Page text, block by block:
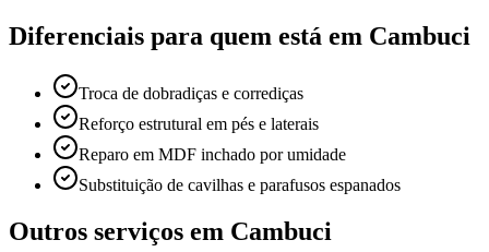
Diferenciais para quem está em Cambuci
Troca de dobradiças e corrediças
Reforço estrutural em pés e laterais
Reparo em MDF inchado por umidade
Substituição de cavilhas e parafusos espanados
Outros serviços em Cambuci